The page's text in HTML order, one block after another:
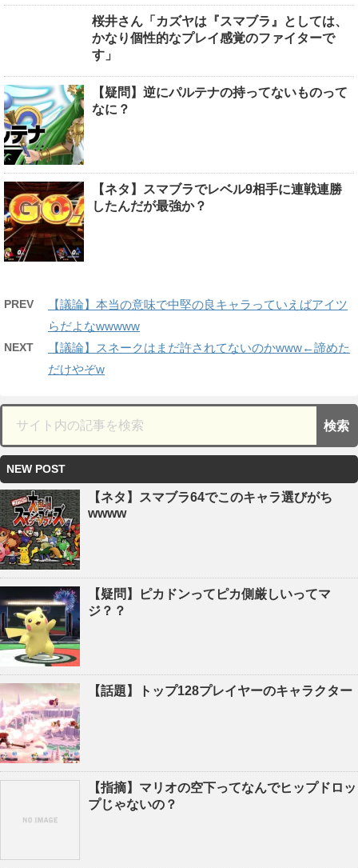
桜井さん「カズヤは『スマブラ』としては、
かなり個性的なプレイ感覚のファイターで
す」
【疑問】逆にパルテナの持ってないものって
なに？
【ネタ】スマブラでレベル9相手に連戦連勝
したんだが最強か？
PREV
【議論】本当の意味で中堅の良キャラっていえばアイツ
らだよなwwwww
NEXT
【議論】スネークはまだ許されてないのかwww←諦めた
だけやぞw
NEW POST
【ネタ】スマブラ64でこのキャラ選びがち
wwww
【疑問】ピカドンってピカ側厳しいってマ
ジ？？
【話題】トップ128プレイヤーのキャラクター
【指摘】マリオの空下ってなんでヒップドロッ
プじゃないの？